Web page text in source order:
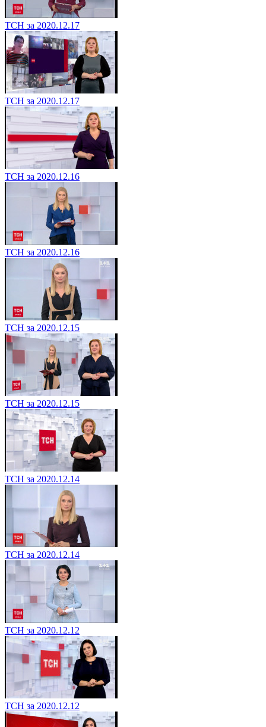
ТСН за 2020.12.17
ТСН за 2020.12.17
ТСН за 2020.12.16
ТСН за 2020.12.16
ТСН за 2020.12.15
ТСН за 2020.12.15
ТСН за 2020.12.14
ТСН за 2020.12.14
ТСН за 2020.12.12
ТСН за 2020.12.12